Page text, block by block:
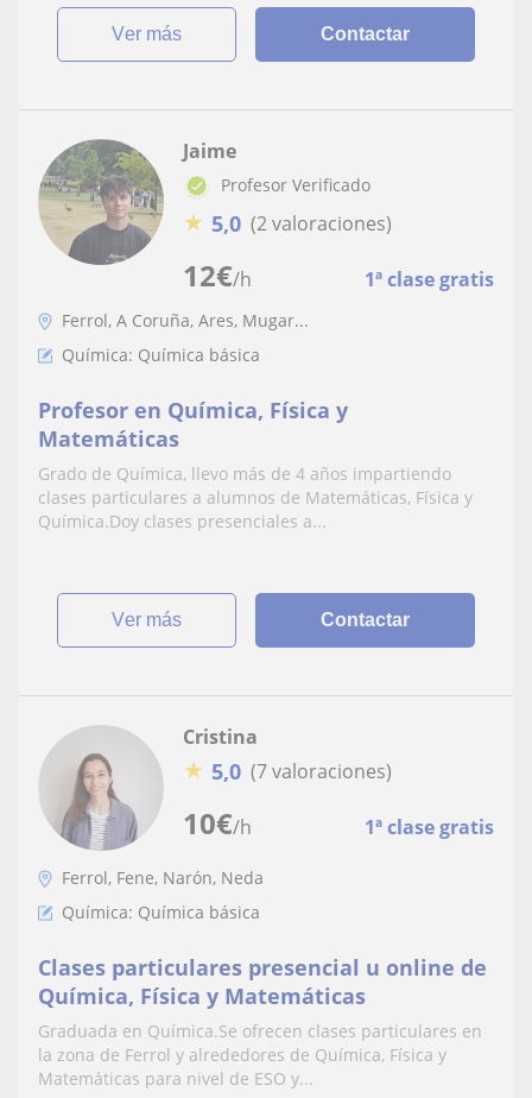
ver más Contactar
12€/h 1ª clase gratis
Jaime
Profesor Verificado
★ 5,0 (2 valoraciones)
Ferrol, A Coruña, Ares, Mugar...
Química: Química básica
Profesor en Química, Física y
Matemáticas
Grado de Química, llevo más de 4 años impartiendo
clases particulares a alumnos de Matemáticas, Física y
Química.Doy clases presenciales a...
ver más Contactar
10€/h 1ª clase gratis
Cristina
★ 5,0 (7 valoraciones)
Ferrol, Fene, Narón, Neda
Química: Química básica
Clases particulares presencial u online de
Química, Física y Matemáticas
Graduada en Química.Se ofrecen clases particulares en
la zona de Ferrol y alrededores de Química, Física y
Matemáticas para nivel de ESO y...